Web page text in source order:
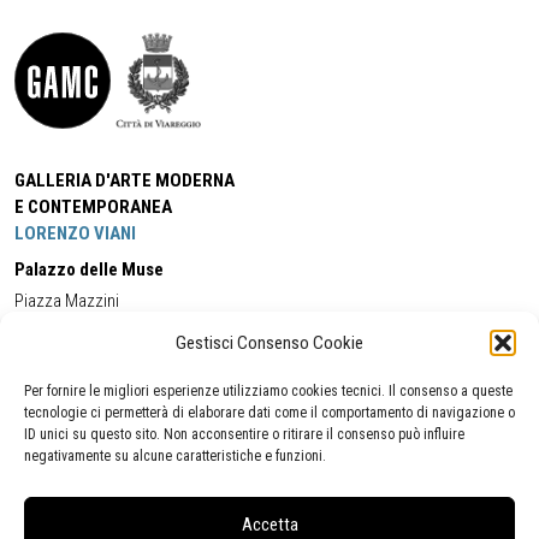
Gestisci Consenso Cookie
Per fornire le migliori esperienze utilizziamo cookies tecnici. Il consenso a queste
tecnologie ci permetterà di elaborare dati come il comportamento di navigazione o
ID unici su questo sito. Non acconsentire o ritirare il consenso può influire
negativamente su alcune caratteristiche e funzioni.
Accetta
GALLERIA D'ARTE MODERNA
E CONTEMPORANEA
LORENZO VIANI
Palazzo delle Muse
Piazza Mazzini
Cell:+39 338 5714978 (orario apertura Galleria)
Tel:
+39 0584 944580
(orario 09.00/13.00)
Email:gamc@comune.viareggio.lu.it
Segnalazione di inaccessibilità